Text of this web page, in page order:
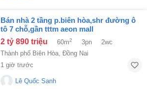
bán nhà 2 tầng p.biên hòa,shr đường ô
tô 7 chỗ,gần tttm aeon mall
2 tỷ 890 triệu 60m2 3pn
2wc
Thành phố Biên Hòa Đồng Nai
1 giờ trước
Lê Quốc Sanh